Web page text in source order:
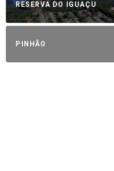
RESERVA DO IGUAÇU
PINHÃO